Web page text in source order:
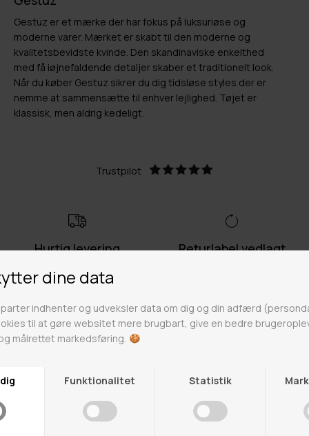
Gestuz er et mærke der har fokus på luksuriøse og
moderne varer. Mærket er skabt til den moderne og
kvalitetsbevidste kvinde. Den skandinaviske enkelthed
med få iøjnefaldende detaljer skaber et traditionelt look.
Når du køber Gestuz sikrer du dig tidsløse styles der er
nemme at sammensætte til enhver lejlighed. Tøjet er
klassisk, men aldrig kedeligt.
Trustpilot
Hurtig levering
Lynhurtig levering på 1-3
hverdage
Returlabel vedlagt
Odense